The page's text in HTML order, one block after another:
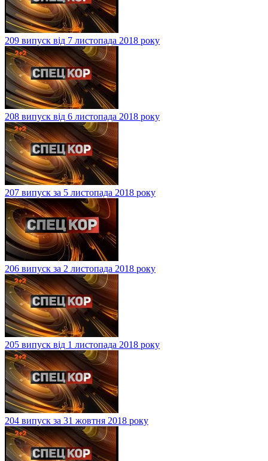
209 випуск від 7 листопада 2018 року
208 випуск від 6 листопада 2018 року
207 випуск за 5 листопада 2018 року
206 випуск за 2 листопада 2018 року
205 випуск від 1 листопада 2018 року
204 випуск за 31 жовтня 2018 року